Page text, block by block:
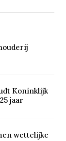
Koninklijk
jaar
wettelijke